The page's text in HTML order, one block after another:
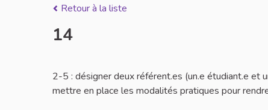
Retour à la liste
14
2-5 : désigner deux référent.es (un.e étudiant.e et
mettre en place les modalités pratiques pour